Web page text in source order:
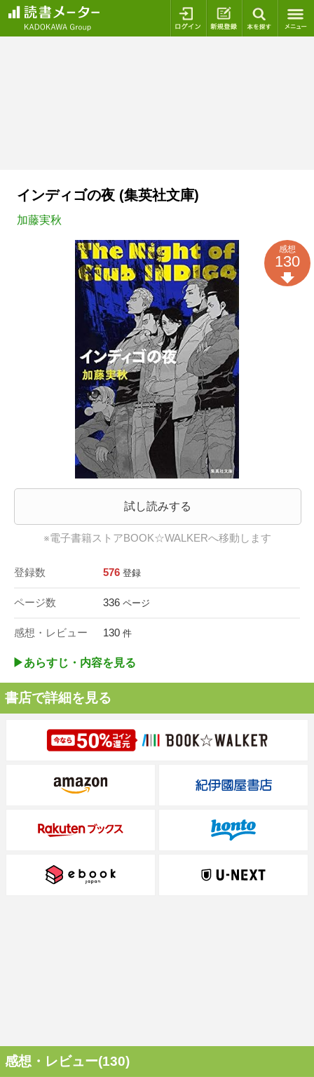
ログイン 新規登録
インディゴの夜 (集英社文庫)
加藤実秋
試し読みする
※電子書籍ストアBOOK☆WALKERへ移動します
登録数 576 登録
ページ数 336 ページ
感想・レビュー 130 件
感想
130
▶︎あらすじ・内容を見る
書店で詳細を見る
感想・レビュー(130)